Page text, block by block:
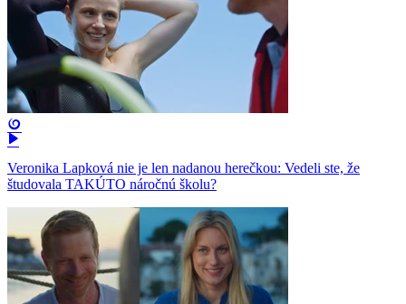
Veronika Lapková nie je len nadanou herečkou: Vedeli ste, že
študovala TAKÚTO náročnú školu?